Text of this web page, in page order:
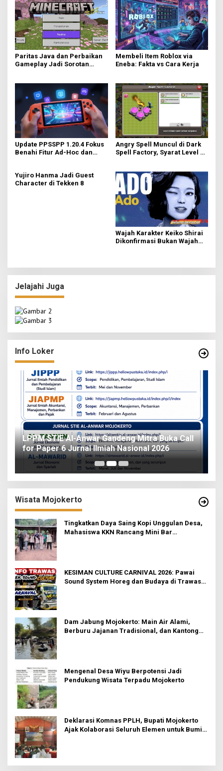
Paritas Java dan Perbaikan
Gameplay Jadi Sorotan
Membeli Item Roblox via
Eneba: Fakta vs Cara Kerja
Update PPSSPP 1.20.4 Fokus
Benahi Fitur Ad-Hoc dan
Angry Spell Muncul di Dark
Spell Factory, Syarat Level 8
Yujiro Hanma Jadi Guest
Character di Tekken 8
Wajah Karakter Keiko Shirai
Dikonfirmasi Bukan Wajah
Jelajahi Juga
Info Loker
LPPM STIE Al-Anwar Gandeng Mitra Buka Call
for Paper 6 Jurnal Ilmiah Nasional 2026
Wisata Mojokerto
Tingkatkan Daya Saing Kopi Unggulan Desa,
Mahasiswa KKN Rancang Mini Bar
KESIMAN CULTURE CARNIVAL 2026: Pawai
Sound System Horeg dan Budaya di Trawas
Dam Jabung Mojokerto: Main Air Alami,
Berburu Jajanan Tradisional, dan Kantong
Mengenal Desa Wiyu Berpotensi Jadi
Pendukung Wisata Terpadu Mojokerto
Deklarasi Komnas PPLH, Bupati Mojokerto
Ajak Kolaborasi Seluruh Elemen untuk Bumi